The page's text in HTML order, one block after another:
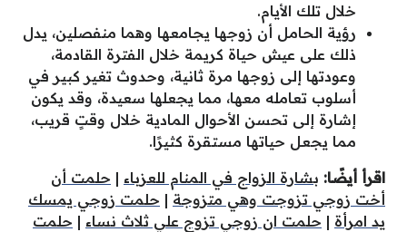
خلال تلك الأيام.
رؤية الحامل أن زوجها يجامعها وهما منفصلين، يدل
ذلك على عيش حياة كريمة خلال الفترة القادمة،
وعودتها إلى زوجها مرة ثانية، وحدوث تغير كبير في
أسلوب تعامله معها، مما يجعلها سعيدة، وقد يكون
إشارة إلى تحسن الأحوال المادية خلال وقتٍ قريب،
مما يجعل حياتها مستقرة كثيرًا.
اقرأ أيضًا: بشارة الزواج في المنام للعزباء | حلمت أن
أخت زوجي تزوجت وهي متزوجة | حلمت زوجي يمسك
يد امرأة | حلمت ان زوجي تزوج علي ثلاث نساء | حلمت